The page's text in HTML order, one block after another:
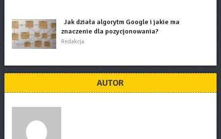
Jak działa algorytm Google i jakie ma
znaczenie dla pozycjonowania?
Redakcja
AUTOR